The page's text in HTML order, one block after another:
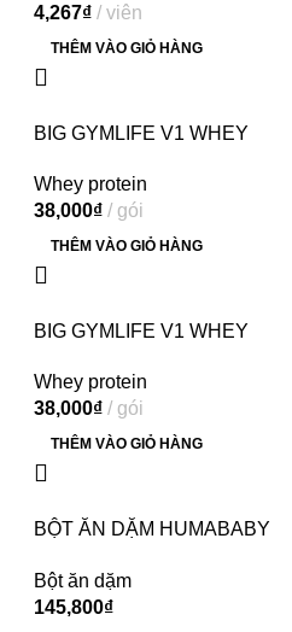
viên)
4,267₫ viên
THÊM VÀO GIỎ HÀNG
BIG GYMLIFE V1 WHEY
Whey protein
38,000₫ gói
THÊM VÀO GIỎ HÀNG
BIG GYMLIFE V1 WHEY
Whey protein
38,000₫ gói
THÊM VÀO GIỎ HÀNG
BỘT ĂN DẶM HUMABABY
Bột ăn dặm
145,800₫